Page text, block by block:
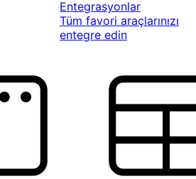
Entegrasyonlar
Tüm favori araçlarınızı
entegre edin